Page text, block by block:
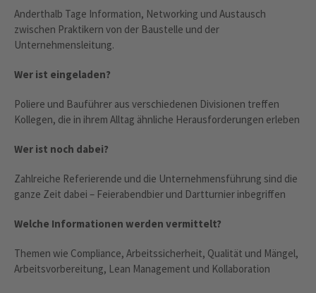
Anderthalb Tage Information, Networking und Austausch
zwischen Praktikern von der Baustelle und der
Unternehmensleitung.
Wer ist eingeladen?
Poliere und Bauführer aus verschiedenen Divisionen treffen
Kollegen, die in ihrem Alltag ähnliche Herausforderungen erleben
Wer ist noch dabei?
Zahlreiche Referierende und die Unternehmensführung sind die
ganze Zeit dabei – Feierabendbier und Dartturnier inbegriffen
Welche Informationen werden vermittelt?
Themen wie Compliance, Arbeitssicherheit, Qualität und Mängel,
Arbeitsvorbereitung, Lean Management und Kollaboration